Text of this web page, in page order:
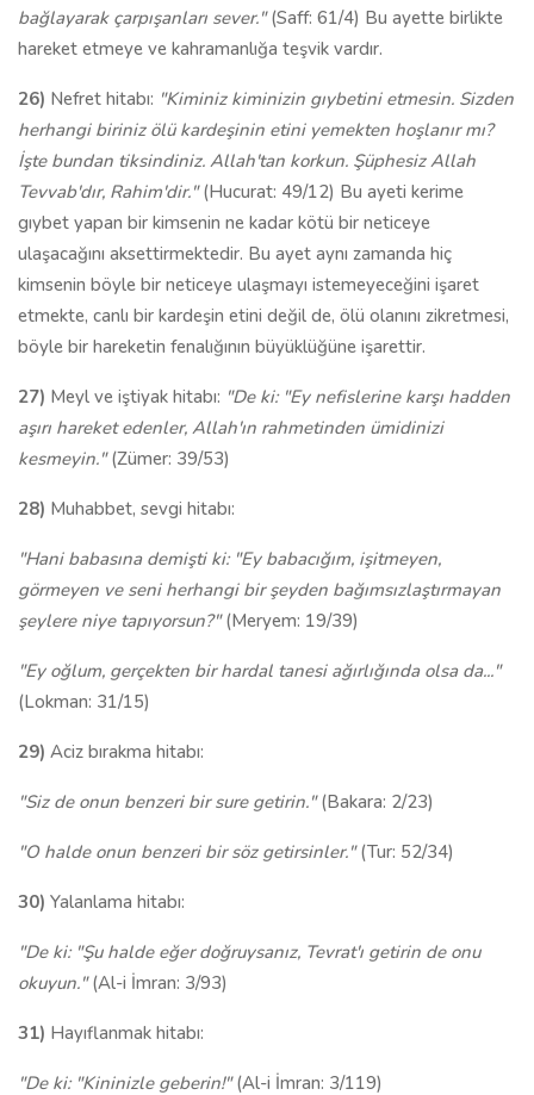
bağlayarak çarpışanları sever."(Saff: 61/4) Bu ayette birlikte
hareket etmeye ve kahramanlığa teşvik vardır.
26) Nefret hitabı: "Kiminiz kiminizin gıybetini etmesin. Sizden
herhangi biriniz ölü kardeşinin etini yemekten hoşlanır mı?
İşte bundan tiksindiniz. Allah'tan korkun. Şüphesiz Allah
Tevvab'dır, Rahim'dir."(Hucurat: 49/12) Bu ayeti kerime
gıybet yapan bir kimsenin ne kadar kötü bir neticeye
ulaşacağını aksettirmektedir. Bu ayet aynı zamanda hiç
kimsenin böyle bir neticeye ulaşmayı istemeyeceğini işaret
etmekte, canlı bir kardeşin etini değil de, ölü olanını zikretmesi,
böyle bir hareketin fenalığının büyüklüğüne işarettir.
27) Meyl ve iştiyak hitabı: "De ki: "Ey nefislerine karşı hadden
aşırı hareket edenler, Allah'ın rahmetinden ümidinizi
kesmeyin."(Zümer: 39/53)
28) Muhabbet, sevgi hitabı:
"Hani babasına demişti ki: "Ey babacığım, işitmeyen,
görmeyen ve seni herhangi bir şeyden bağımsızlaştırmayan
şeylere niye tapıyorsun?"(Meryem: 19/39)
"Ey oğlum, gerçekten bir hardal tanesi ağırlığında olsa da..."
(Lokman: 31/15)
29) Aciz bırakma hitabı:
"Siz de onun benzeri bir sure getirin."(Bakara: 2/23)
"O halde onun benzeri bir söz getirsinler."(Tur: 52/34)
30) Yalanlama hitabı:
"De ki: "Şu halde eğer doğruysanız, Tevrat'ı getirin de onu
okuyun."(Al-i İmran: 3/93)
31) Hayıflanmak hitabı:
"De ki: "Kininizle geberin!"(Al-i İmran: 3/119)